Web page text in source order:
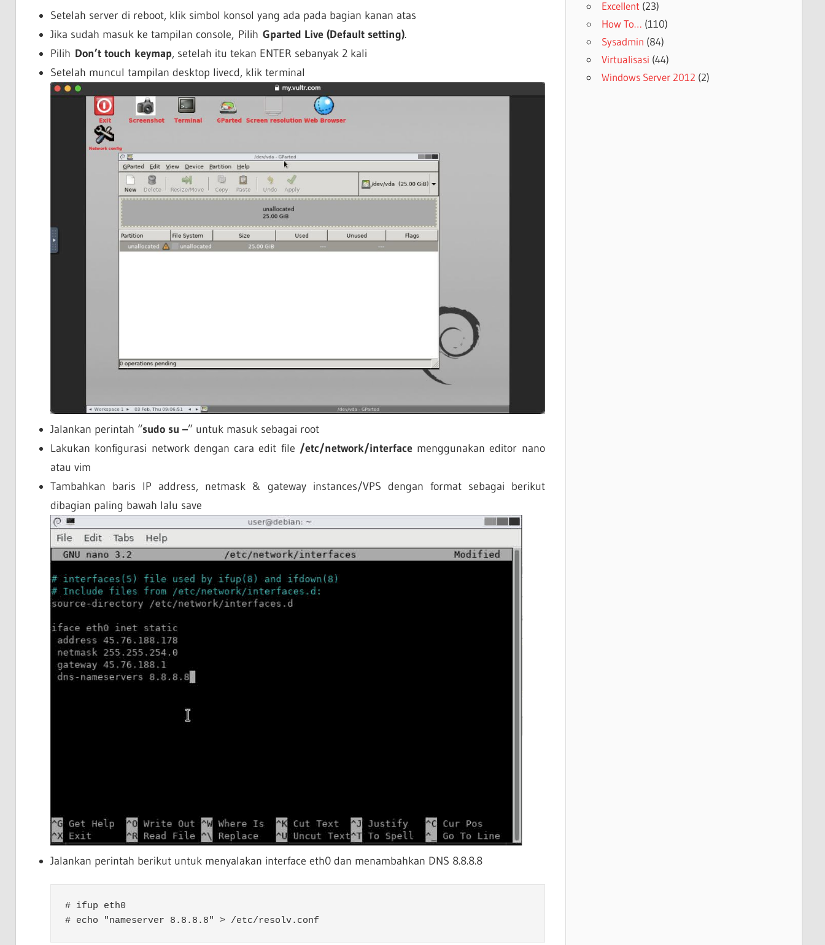
Setelah server di reboot, klik simbol konsol yang ada pada bagian kanan atas
Jika sudah masuk ke tampilan console, Pilih Gparted Live (Default setting).
Pilih Don’t touch keymap, setelah itu tekan ENTER sebanyak 2 kali
Setelah muncul tampilan desktop livecd, klik terminal
Jalankan perintah “sudo su –” untuk masuk sebagai root
Lakukan konfigurasi network dengan cara edit file /etc/network/interfacemenggunakan editor nano
atau vim
Tambahkan baris IP address, netmask & gateway instances/VPS dengan format sebagai berikut
dibagian paling bawah lalu save
Jalankan perintah berikut untuk menyalakan interface eth0 dan menambahkan DNS 8.8.8.8
# ifup eth0
# echo "nameserver 8.8.8.8" > /etc/resolv.conf
Excellent (23)
How To… (110)
Sysadmin (84)
Virtualisasi (44)
Windows Server 2012 (2)